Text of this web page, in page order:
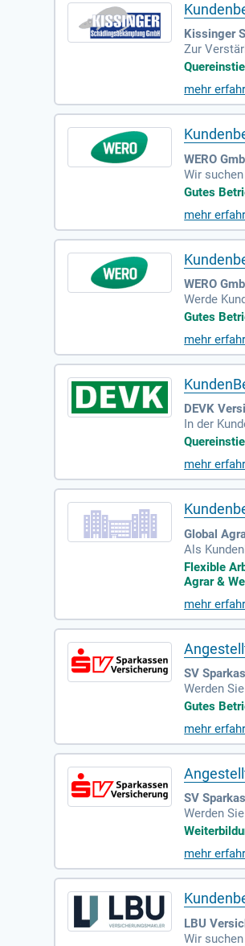
Kissinger
Zur
ser
e
genau
mehr
WERO
Wir
der Erste-
g in die
en. Du
e
Gutes
mehr
WERO
Werde
n Erste-
mmst
t und über
orderlich.
Gutes
mehr
DEVK
In der
der
mehr
Global
Als
mfassen
darf der
e
Flexible
Agrar &
mehr
SV
Werden
nd
ne
nd pflegen
sich jetzt
Gutes
mehr
SV
Werden
e aktiv die
eit.
ed zu
mehr
LBU
Wir